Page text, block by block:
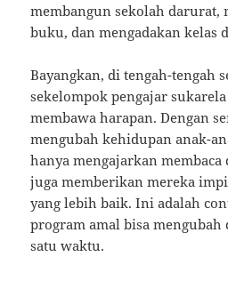
membangun sekolah darurat,
buku, dan mengadakan kelas
Bayangkan, di tengah-tengah
sekelompok pengajar
membawa harapan. Dengan
mengubah kehidupan anak-
hanya mengajarkan
juga memberikan mereka
yang lebih baik. Ini adalah
program amal bisa mengubah
satu waktu.